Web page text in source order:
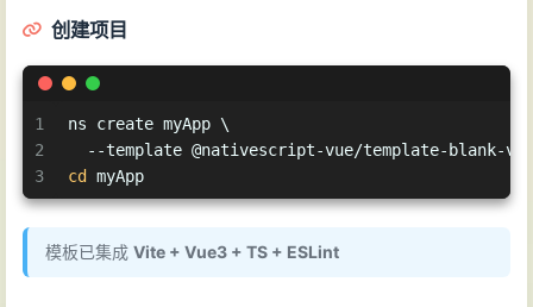
创建项目
1
2
3
ns create myApp \
--template @nativescript-vue/template-blank-
cd
myApp
模板已集成 Vite + Vue3 + TS + ESLint